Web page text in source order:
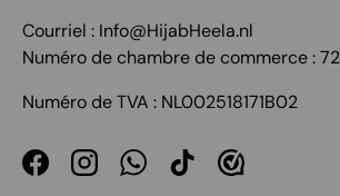
Courriel : Info@HijabHeela.nl
Numéro de chambre de commerce :
Numéro de TVA : NL002518171B02
FacebookInstagramWhatsApp
TikTok